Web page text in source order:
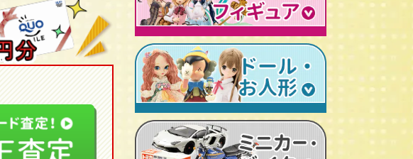
旧トランスフォーマー
ビンテージ セルロイド人形
仮面ライダーカード
マルサン/MARUSAN
ブルマァク/BULLMARK
ポピー/POPY
新世紀エヴァンゲリオン
AKIRA/アキラ
ドラゴンクエスト
ファイナルファンタジー/FF
P.O.P
RAH
牙狼-GARO
機動戦士ガンダム
マジンガーＺ
ゲッターロボ
トランスフォーマー
マクロス
メタルヒーローシリーズ
スーパー戦隊
スターウォーズ
プレデター/PREDATOR
エイリアン/ALIEN
ターミネーター
ロボコップ
バットマン
グレムリン
セーラームーン
魔法少女まどか☆マギカ
フェイト/Fate